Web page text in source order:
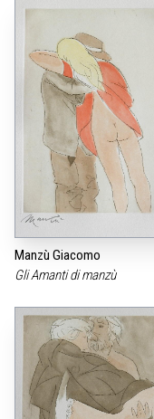
Manzù Giacomo
Gli Amanti di manzù